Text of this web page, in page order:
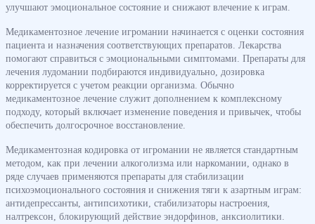
улучшают эмоциональное состояние и снижают влечение к играм.
Медикаментозное лечение игромании начинается с оценки состояния
пациента и назначения соответствующих препаратов. Лекарства
помогают справиться с эмоциональными симптомами. Препараты для
лечения лудомании подбираются индивидуально, дозировка
корректируется с учетом реакции организма. Обычно
медикаментозное лечение служит дополнением к комплексному
подходу, который включает изменение поведения и привычек, чтобы
обеспечить долгосрочное восстановление.
Медикаментозная кодировка от игромании не является стандартным
методом, как при лечении алкоголизма или наркомании, однако в
ряде случаев применяются препараты для стабилизации
психоэмоционального состояния и снижения тяги к азартным играм:
антидепрессанты, антипсихотики, стабилизаторы настроения,
налтрексон, блокирующий действие эндорфинов, анксиолитики.